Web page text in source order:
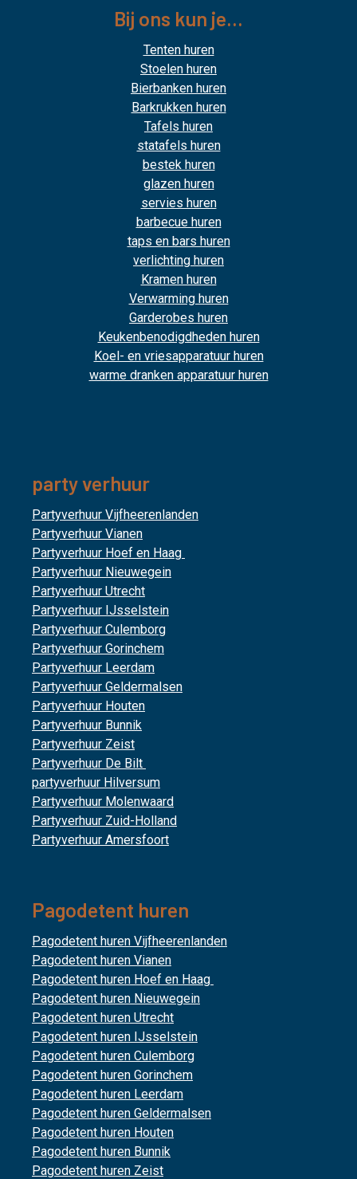
Bij ons kun je...
Tenten huren
Stoelen huren
Bierbanken huren
Barkrukken huren
Tafels huren
statafels huren
bestek huren
glazen huren
servies huren
barbecue huren
taps en bars huren
verlichting huren
Kramen huren
Verwarming huren
Garderobes huren
Keukenbenodigdheden huren
Koel- en vriesapparatuur huren
warme dranken apparatuur huren
party verhuur
Partyverhuur Vijfheerenlanden
Partyverhuur Vianen
Partyverhuur Hoef en Haag
Partyverhuur Nieuwegein
Partyverhuur Utrecht
Partyverhuur IJsselstein
Partyverhuur Culemborg
Partyverhuur Gorinchem
Partyverhuur Leerdam
Partyverhuur Geldermalsen
Partyverhuur Houten
Partyverhuur Bunnik
Partyverhuur Zeist
Partyverhuur De Bilt
partyverhuur Hilversum
Partyverhuur Molenwaard
Partyverhuur Zuid-Holland
Partyverhuur Amersfoort
Pagodetent huren
Pagodetent huren Vijfheerenlanden
Pagodetent huren Vianen
Pagodetent huren Hoef en Haag
Pagodetent huren Nieuwegein
Pagodetent huren Utrecht
Pagodetent huren IJsselstein
Pagodetent huren Culemborg
Pagodetent huren Gorinchem
Pagodetent huren Leerdam
Pagodetent huren Geldermalsen
Pagodetent huren Houten
Pagodetent huren Bunnik
Pagodetent huren Zeist